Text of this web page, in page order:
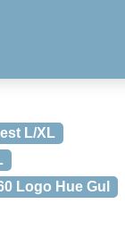
L/XL
Logo Hue Gul